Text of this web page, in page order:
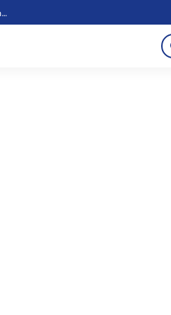
49 Personil Polres Sergai melaksanakan Rotasi Penyegaran dan 2 memasuki masa Purnawirawan